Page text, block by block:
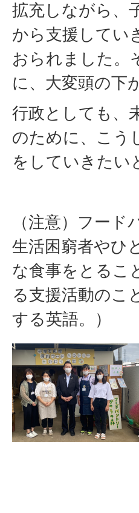
拡充しながら、
から支援してい
おられました。
に、大変頭の下
行政としても、
のために、こう
をしていきたい
（注意）フード
生活困窮者やひ
な食事をとるこ
る支援活動のこ
する英語。）